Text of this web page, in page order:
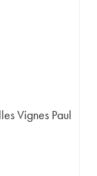
Vignes Paul